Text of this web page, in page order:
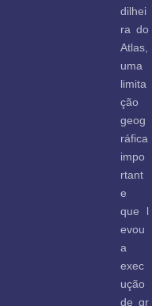
dilhei
ra do
Atlas,
uma
limita
ção
geog
ráfica
impo
rtant
e
que l
evou
a
exec
ução
de gr